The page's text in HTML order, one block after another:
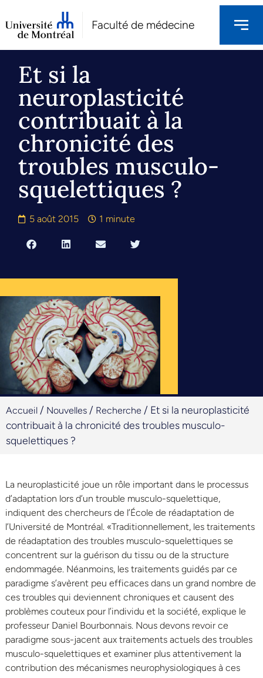
Faculté de médecine
Et si la
neuroplasticité
contribuait à la
chronicité des
troubles musculo-
squelettiques ?
5 août 2015 1 minute
Accueil / Nouvelles / Recherche / Et si la neuroplasticité
contribuait à la chronicité des troubles musculo-
squelettiques ?
La neuroplasticité joue un rôle important dans le processus
d’adaptation lors d’un trouble musculo-squelettique,
indiquent des chercheurs de l’École de réadaptation de
l’Université de Montréal. «Traditionnellement, les traitements
de réadaptation des troubles musculo-squelettiques se
concentrent sur la guérison du tissu ou de la structure
endommagée. Néanmoins, les traitements guidés par ce
paradigme s’avèrent peu efficaces dans un grand nombre de
ces troubles qui deviennent chroniques et causent des
problèmes couteux pour l’individu et la société, explique le
professeur Daniel Bourbonnais. Nous devons revoir ce
paradigme sous-jacent aux traitements actuels des troubles
musculo-squelettiques et examiner plus attentivement la
contribution des mécanismes neurophysiologiques à ces